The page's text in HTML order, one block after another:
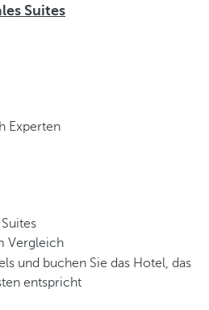
Suites
Experten
Vergleich
und buchen Sie das Hotel, das
entspricht